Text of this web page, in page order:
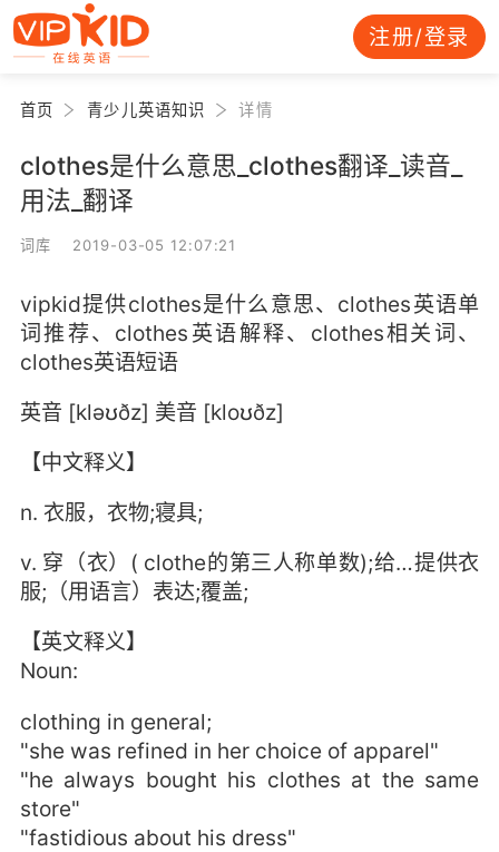
注册/登录
首页 青少儿英语知识 详情
clothes是什么意思_clothes翻译_读音_
用法_翻译
词库 2019-03-05 12:07:21
vipkid提供clothes是什么意思、clothes英语单
词推荐、clothes英语解释、clothes相关词、
clothes英语短语
英音 [kləʊðz] 美音 [kloʊðz]
【中文释义】
n. 衣服，衣物;寝具;
v. 穿（衣）( clothe的第三人称单数);给…提供衣
服;（用语言）表达;覆盖;
【英文释义】
Noun:
clothing in general;
"she was refined in her choice of apparel"
"he always bought his clothes at the same
store"
"fastidious about his dress"